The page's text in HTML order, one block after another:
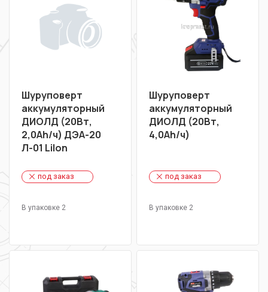
Шуруповерт
аккумуляторный
ДИОЛД (20Вт,
2,0Ah/ч) ДЭА-20
Л-01 LiIon
под заказ
В упаковке 2
Шуруповерт
аккумуляторный
ДИОЛД (20Вт,
4,0Ah/ч)
под заказ
В упаковке 2